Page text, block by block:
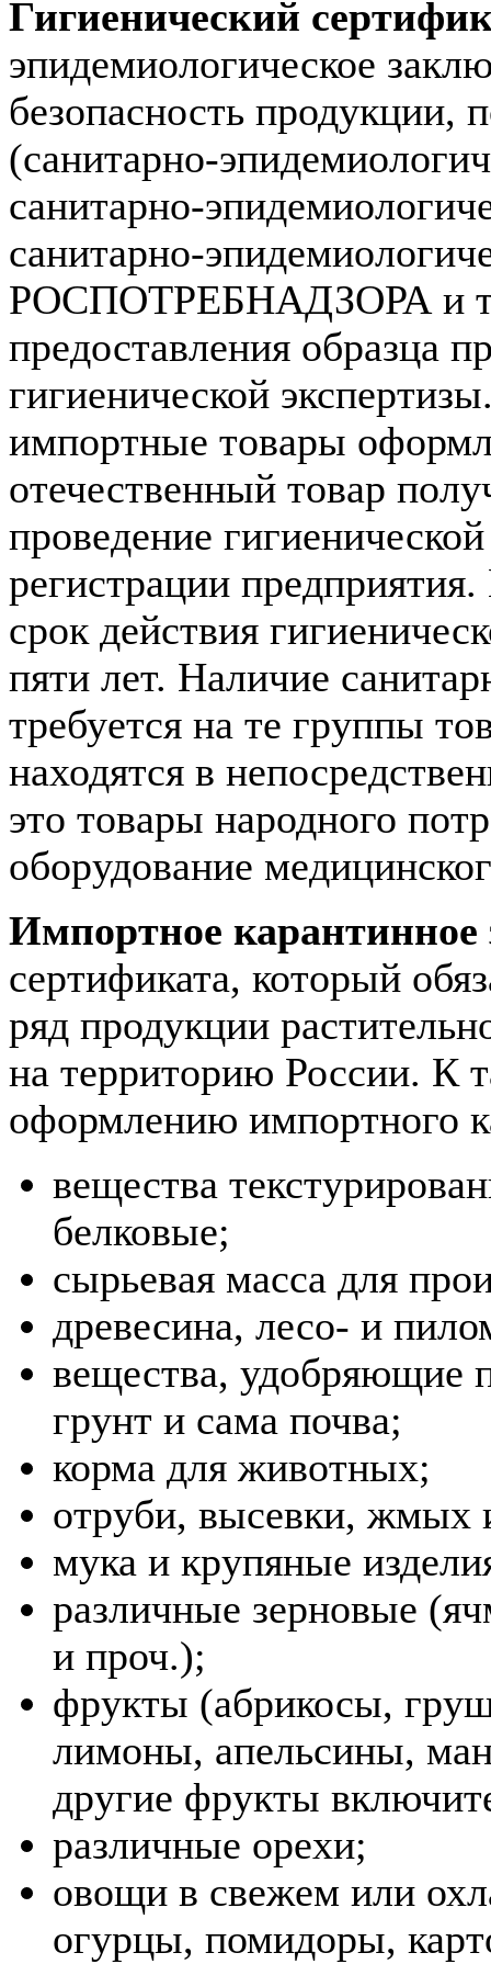
Гигиенический
эпидемиологическое
безопасность продукции,
(санитарно-
санитарно-
санитарно-
РОСПОТРЕБНАДЗОРА и
предоставления образца
гигиенической
импортные товары
отечественный товар
проведение
регистрации
срок действия
пяти лет. Наличие
требуется на те группы
находятся в
это товары народного
оборудование
Импортное карантинное
сертификата, который
ряд продукции
на территорию России. К
оформлению импортного
вещества
белковые;
сырьевая масса для
древесина, лесо- и
вещества, удобряющие
грунт и сама почва;
корма для животных;
отруби, высевки, жмых
мука и крупяные
различные зерновые
и проч.);
фрукты (абрикосы,
лимоны, апельсины,
другие фрукты
различные орехи;
овощи в свежем или
огурцы, помидоры,